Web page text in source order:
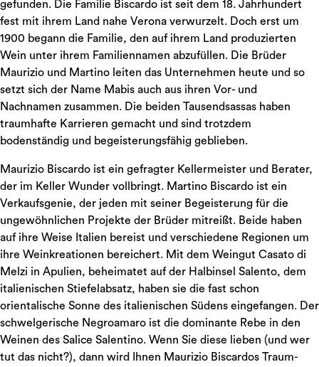
gefunden. Die Familie Biscardo ist seit dem 18. Jahrhundert
fest mit ihrem Land nahe Verona verwurzelt. Doch erst um
1900 begann die Familie, den auf ihrem Land produzierten
Wein unter ihrem Familiennamen abzufüllen. Die Brüder
Maurizio und Martino leiten das Unternehmen heute und so
setzt sich der Name Mabis auch aus ihren Vor- und
Nachnamen zusammen. Die beiden Tausendsassas haben
traumhafte Karrieren gemacht und sind trotzdem
bodenständig und begeisterungsfähig geblieben.
Maurizio Biscardo ist ein gefragter Kellermeister und Berater,
der im Keller Wunder vollbringt. Martino Biscardo ist ein
Verkaufsgenie, der jeden mit seiner Begeisterung für die
ungewöhnlichen Projekte der Brüder mitreißt. Beide haben
auf ihre Weise Italien bereist und verschiedene Regionen um
ihre Weinkreationen bereichert. Mit dem Weingut Casato di
Melzi in Apulien, beheimatet auf der Halbinsel Salento, dem
italienischen Stiefelabsatz, haben sie die fast schon
orientalische Sonne des italienischen Südens eingefangen. Der
schwelgerische Negroamaro ist die dominante Rebe in den
Weinen des Salice Salentino. Wenn Sie diese lieben (und wer
tut das nicht?), dann wird Ihnen Maurizio Biscardos Traum-